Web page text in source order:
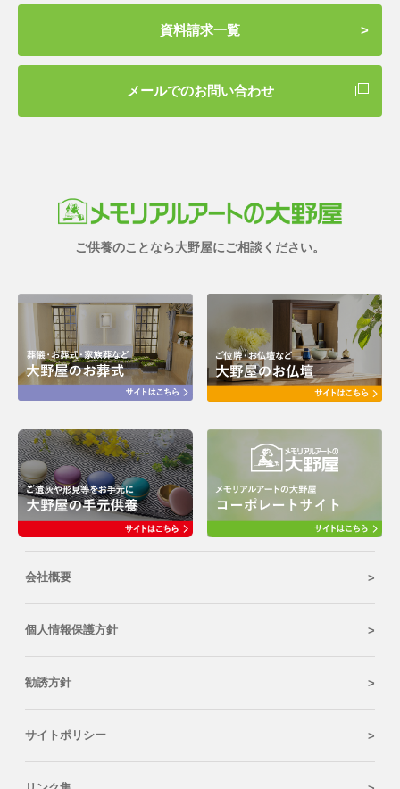
資料請求一覧
メールでのお問い合わせ
ご供養のことなら大野屋にご相談ください。
会社概要
個人情報保護方針
勧誘方針
サイトポリシー